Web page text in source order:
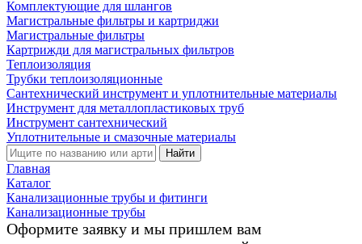
Комплектующие для шлангов
Магистральные фильтры и картриджи
Магистральные фильтры
Картрижди для магистральных фильтров
Теплоизоляция
Трубки теплоизоляционные
Сантехнический инструмент и уплотнительные материалы
Инструмент для металлопластиковых труб
Инструмент сантехнический
Уплотнительные и смазочные материалы
Найти
Главная
Каталог
Канализационные трубы и фитинги
Канализационные трубы
Оформите заявку и мы пришлем вам